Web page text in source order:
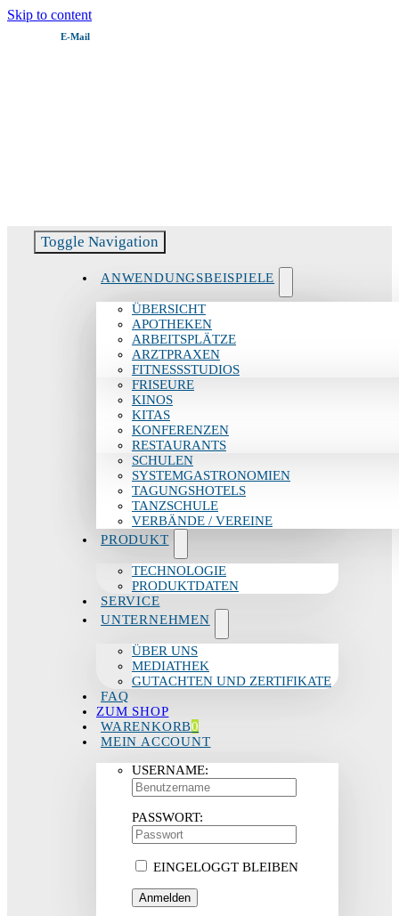
Skip to content
E‑Mail
Toggle Navigation
ANWENDUNGSBEISPIELE
ÜBERSICHT
APOTHEKEN
ARBEITSPLÄTZE
ARZTPRAXEN
FITNESSSTUDIOS
FRISEURE
KINOS
KITAS
KONFERENZEN
RESTAURANTS
SCHULEN
SYSTEMGASTRONOMIEN
TAGUNGSHOTELS
TANZSCHULE
VERBÄNDE / VEREINE
PRODUKT
TECHNOLOGIE
PRODUKTDATEN
SERVICE
UNTERNEHMEN
ÜBER UNS
MEDIATHEK
GUTACHTEN UND ZERTIFIKATE
FAQ
ZUM SHOP
WARENKORB0
MEIN ACCOUNT
USERNAME:
PASSWORT:
EINGELOGGT BLEIBEN